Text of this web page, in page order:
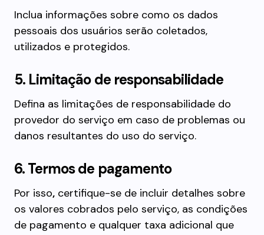
Inclua informações sobre como os dados
pessoais dos usuários serão coletados,
utilizados e protegidos.
5. Limitação de responsabilidade
Defina as limitações de responsabilidade do
provedor do serviço em caso de problemas ou
danos resultantes do uso do serviço.
6. Termos de pagamento
Por isso, certifique-se de incluir detalhes sobre
os valores cobrados pelo serviço, as condições
de pagamento e qualquer taxa adicional que